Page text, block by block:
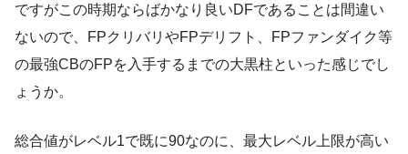
ですがこの時期ならばかなり良いDFであることは間違い
ないので、FPクリバリやFPデリフト、FPファンダイク等
の最強CBのFPを入手するまでの大黒柱といった感じでし
ょうか。
総合値がレベル1で既に90なのに、最大レベル上限が高い